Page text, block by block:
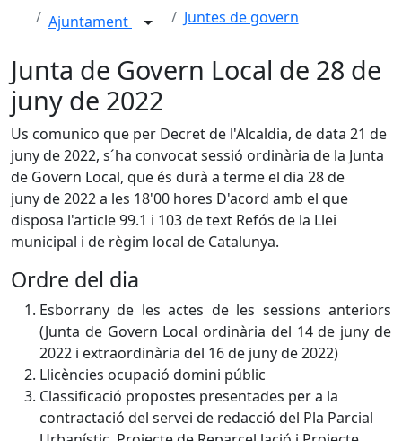
Ajuntament Juntes de govern
Junta de Govern Local de 28 de
juny de 2022
Us comunico que per Decret de l'Alcaldia, de data 21 de
juny de 2022, s´ha convocat sessió ordinària de la Junta
de Govern Local, que és durà a terme el dia 28 de
juny de 2022 a les 18'00 hores D'acord amb el que
disposa l'article 99.1 i 103 de text Refós de la Llei
municipal i de règim local de Catalunya.
Ordre del dia
Esborrany de les actes de les sessions anteriors
(Junta de Govern Local ordinària del 14 de juny de
2022 i extraordinària del 16 de juny de 2022)
Llicències ocupació domini públic
Classificació propostes presentades per a la
contractació del servei de redacció del Pla Parcial